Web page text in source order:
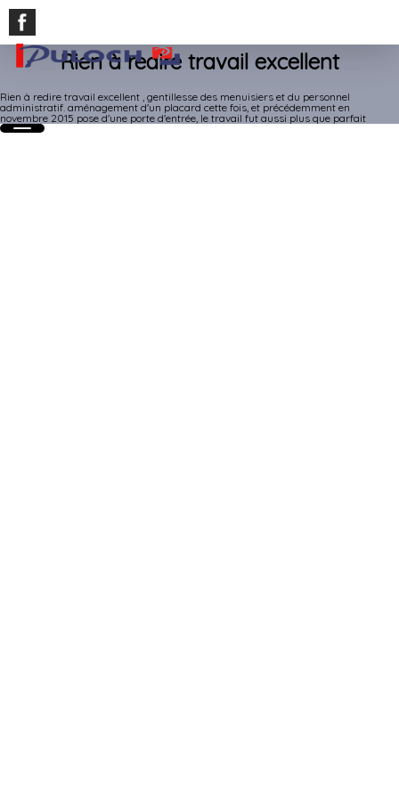
Rien à redire travail excellent
Rien à redire travail excellent , gentillesse des menuisiers et du personnel
administratif. aménagement d'un placard cette fois, et précédemment en
novembre 2015 pose d'une porte d'entrée, le travail fut aussi plus que parfait